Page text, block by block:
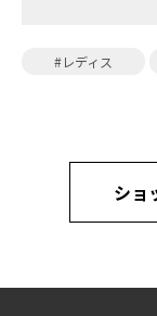
#レディス
ショ